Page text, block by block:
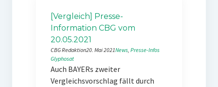
[Vergleich] Presse-
Information CBG vom
20.05.2021
CBG Redaktion20. Mai 2021News, Presse-Infos
Glyphosat
Auch BAYERs zweiter
Vergleichsvorschlag fällt durch